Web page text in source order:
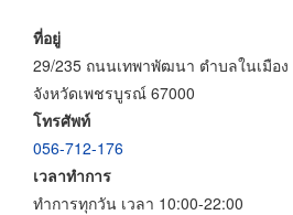
ที่อยู่
29/235 ถนนเทพาพัฒนา ตำบลในเมือง
จังหวัดเพชรบูรณ์ 67000
โทรศัพท์
056-712-176
เวลาทำการ
ทำการทุกวัน เวลา 10:00-22:00